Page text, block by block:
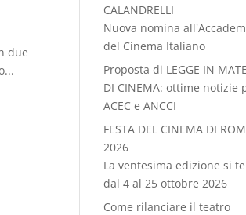
due
CALANDRELLI
Nuova nomina
del Cinema Italiano
Proposta di LEGGE IN
DI CINEMA: ottime notizie
ACEC e ANCCI
FESTA DEL CINEMA DI
2026
La ventesima edizione si
dal 4 al 25 ottobre 2026
Come rilanciare il teatro